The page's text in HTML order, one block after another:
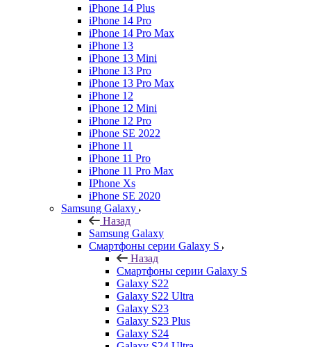
iPhone 14 Plus
iPhone 14 Pro
iPhone 14 Pro Max
iPhone 13
iPhone 13 Mini
iPhone 13 Pro
iPhone 13 Pro Max
iPhone 12
iPhone 12 Mini
iPhone 12 Pro
iPhone SE 2022
iPhone 11
iPhone 11 Pro
iPhone 11 Pro Max
IPhone Xs
iPhone SE 2020
Samsung Galaxy
Назад
Samsung Galaxy
Смартфоны серии Galaxy S
Назад
Смартфоны серии Galaxy S
Galaxy S22
Galaxy S22 Ultra
Galaxy S23
Galaxy S23 Plus
Galaxy S24